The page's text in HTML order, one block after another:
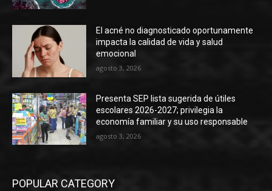
El acné no diagnosticado oportunamente
impacta la calidad de vida y salud
emocional
agosto 3, 2026
Presenta SEP lista sugerida de útiles
escolares 2026-2027; privilegia la
economía familiar y su uso responsable
agosto 3, 2026
POPULAR CATEGORY